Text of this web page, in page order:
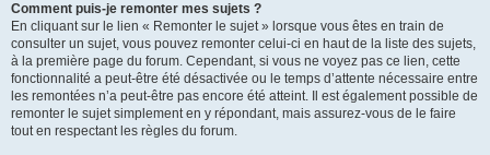
Comment puis-je remonter mes sujets ?
En cliquant sur le lien « Remonter le sujet » lorsque vous êtes en train de
consulter un sujet, vous pouvez remonter celui-ci en haut de la liste des sujets,
à la première page du forum. Cependant, si vous ne voyez pas ce lien, cette
fonctionnalité a peut-être été désactivée ou le temps d’attente nécessaire entre
les remontées n’a peut-être pas encore été atteint. Il est également possible de
remonter le sujet simplement en y répondant, mais assurez-vous de le faire
tout en respectant les règles du forum.